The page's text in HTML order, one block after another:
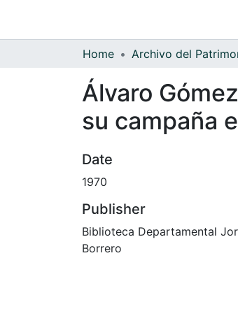
Home
Álvaro
su campaña
Date
1970
Publisher
Biblioteca Departamental
Borrero